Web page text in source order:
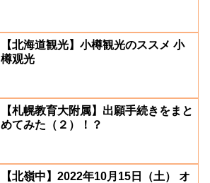
【北海道観光】小樽観光のススメ 小
樽观光
【札幌教育大附属】出願手続きをまと
めてみた（２）！？
【北嶺中】2022年10月15日（土） オ